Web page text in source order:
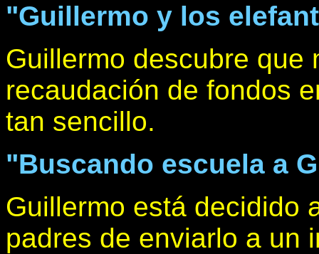
"Guillermo y los
Guillermo descubre que
recaudación de fondos
tan sencillo.
"Buscando escuela a
Guillermo está decidido
padres de enviarlo a un